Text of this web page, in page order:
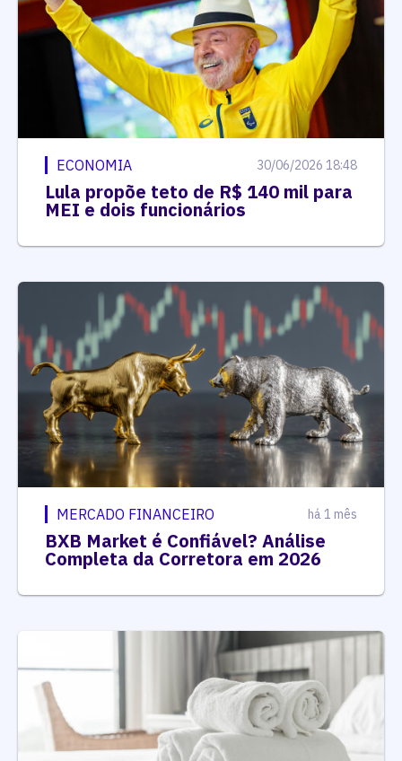
ECONOMIA 30/06/2026 18:48
Lula propõe teto de R$ 140 mil para
MEI e dois funcionários
MERCADO FINANCEIRO há 1 mês
BXB Market é Confiável? Análise
Completa da Corretora em 2026